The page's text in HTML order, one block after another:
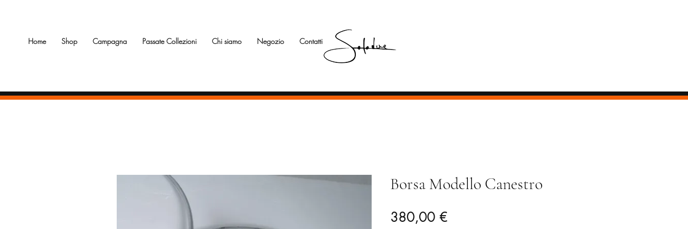
Home Shop Campagna Passate Collezioni Chi siamo Negozio Contatti
Borsa Modello Canestro
380,00 €Prezzo